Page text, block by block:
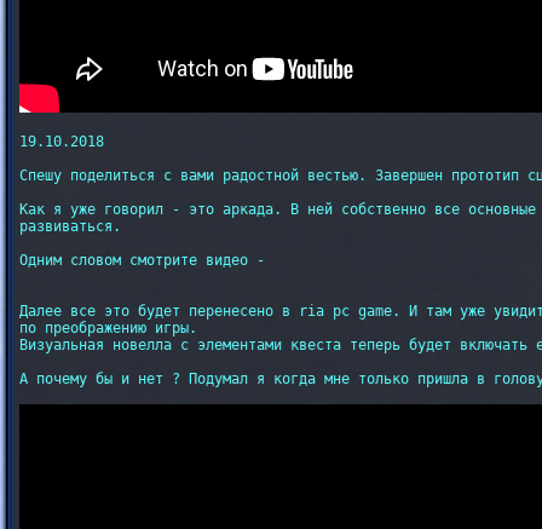
19.10.2018
Спешу поделиться с вами радостной вестью. Завершен прототип
Как я уже говорил - это аркада. В ней собственно все основные
развиваться.
Одним словом смотрите видео -
Далее все это будет перенесено в ria pc game. И там уже
по преображению игры.
Визуальная новелла с элементами квеста теперь будет включать
А почему бы и нет ? Подумал я когда мне только пришла в